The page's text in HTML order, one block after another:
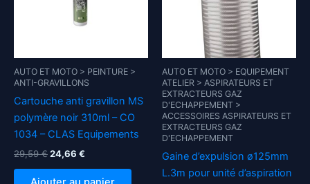
AUTO ET MOTO > PEINTURE >
ANTI-GRAVILLONS
Cartouche anti gravillon MS
polymère noir 310ml – CO
1034 – CLAS Equipements
29,59€Le
initial
24,66 €
actuel
AUTO ET MOTO > EQUIPEMENT
ATELIER > ASPIRATEURS ET
EXTRACTEURS GAZ
D'ECHAPPEMENT >
ACCESSOIRES ASPIRATEURS ET
EXTRACTEURS GAZ
D'ECHAPPEMENT
Gaine d’expulsion ø125mm
L.3m pour unité d’aspiration